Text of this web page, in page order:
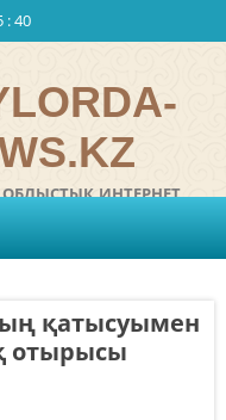
:40
ИНТЕРНЕТ
қатысуымен
отырысы